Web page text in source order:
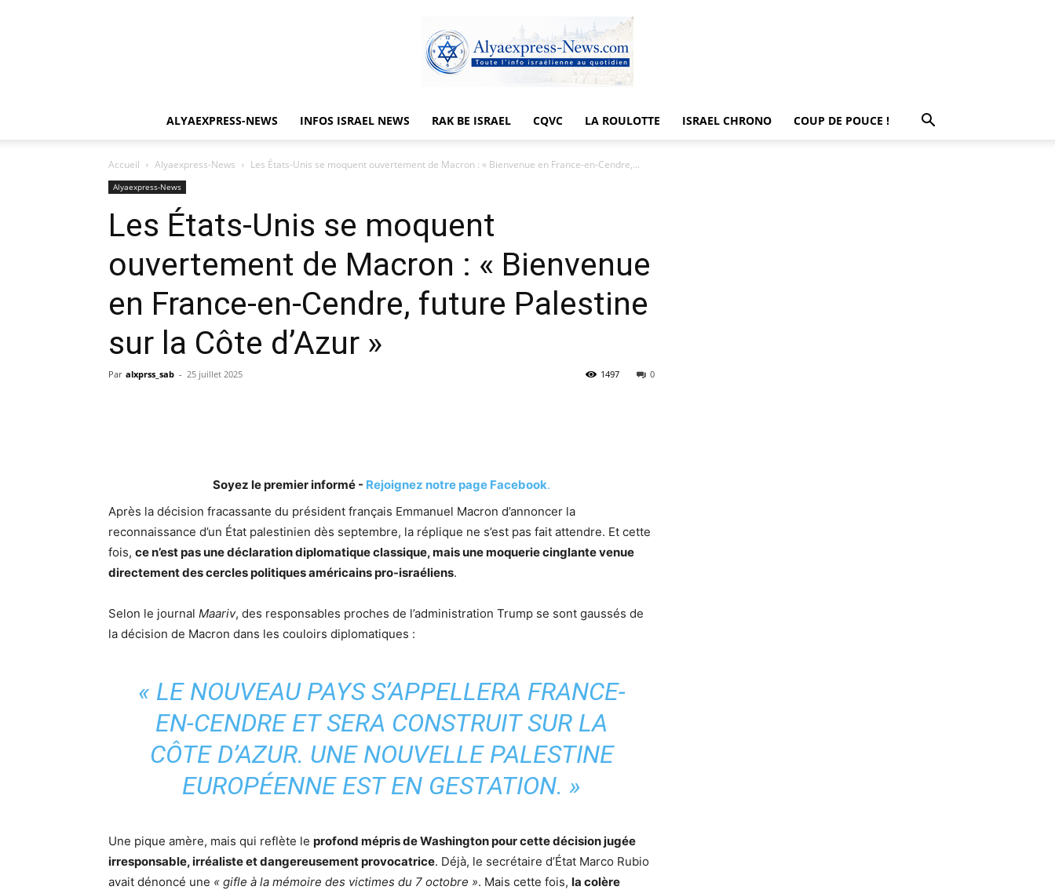
ALYAEXPRESS-NEWS INFOS ISRAEL NEWS RAK BE ISRAEL CQVC LA ROULOTTE ISRAEL CHRONO COUP DE POUCE !
Accueil Alyaexpress-News Les États-Unis se moquent ouvertement de Macron : « Bienvenue en France-en-Cendre,...
Alyaexpress-News
Les États-Unis se moquent
ouvertement de Macron : « Bienvenue
en France-en-Cendre, future Palestine
sur la Côte d’Azur »
Par alxprss_sab - 25 juillet 2025 0
1497
Soyez le premier informé - Rejoignez notre page Facebook.
Après la décision fracassante du président français Emmanuel Macron d’annoncer la
reconnaissance d’un État palestinien dès septembre, la réplique ne s’est pas fait attendre. Et cette
fois, ce n’est pas une déclaration diplomatique classique, mais une moquerie cinglante venue
directement des cercles politiques américains pro-israéliens.
Selon le journal Maariv, des responsables proches de l’administration Trump se sont gaussés de
la décision de Macron dans les couloirs diplomatiques :
« LE NOUVEAU PAYS S’APPELLERA FRANCE-
EN-CENDRE ET SERA CONSTRUIT SUR LA
CÔTE D’AZUR. UNE NOUVELLE PALESTINE
EUROPÉENNE EST EN GESTATION. »
Une pique amère, mais qui reflète le profond mépris de Washington pour cette décision jugée
irresponsable, irréaliste et dangereusement provocatrice. Déjà, le secrétaire d’État Marco Rubio
avait dénoncé une « gifle à la mémoire des victimes du 7 octobre ». Mais cette fois, la colère